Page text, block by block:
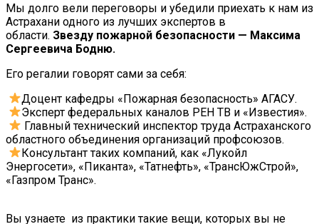
Мы долго вели переговоры и убедили приехать к нам из
Астрахани одного из лучших экспертов в
области. Звезду пожарной безопасности — Максима
Сергеевича Бодню.
Его регалии говорят сами за себя:
Доцент кафедры «Пожарная безопасность» АГАСУ.
Эксперт федеральных каналов РЕН ТВ и «Известия».
Главный технический инспектор труда Астраханского
областного объединения организаций профсоюзов.
Консультант таких компаний, как «Лукойл
Энергосети», «Пиканта», «Татнефть», «ТрансЮжСтрой»,
«Газпром Транс».
Вы узнаете из практики такие вещи, которых вы не